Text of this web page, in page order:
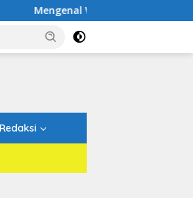
Website Resmi PAFI: Wadah
Redaksi